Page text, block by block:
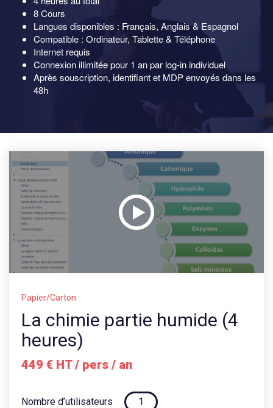
8 Cours
Langues disponibles : Français, Anglais & Espagnol
Compatible : Ordinateur, Tablette & Téléphone
Internet requis
Connexion illimitée pour 1 an par log-in individuel
Après souscription, identifiant et MDP envoyés dans les
48h
Papier/Carton
La chimie partie humide (4
heures)
449 € HT / pers / an
Nombre d’utilisateurs
CONTACT
MON COMPTE